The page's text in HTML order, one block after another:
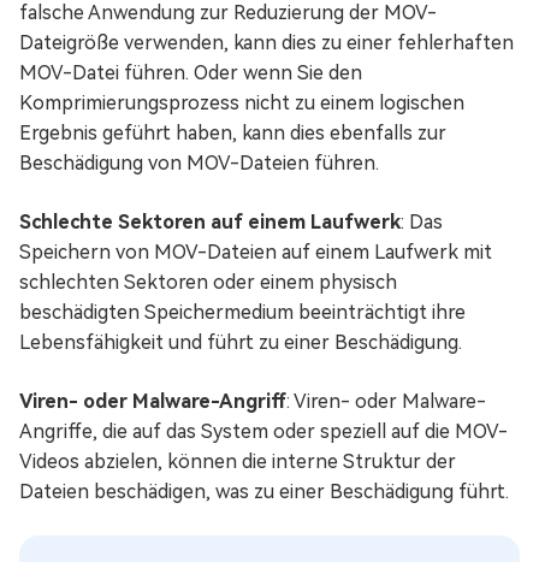
falsche Anwendung zur Reduzierung der MOV-
Dateigröße verwenden, kann dies zu einer fehlerhaften
MOV-Datei führen. Oder wenn Sie den
Komprimierungsprozess nicht zu einem logischen
Ergebnis geführt haben, kann dies ebenfalls zur
Beschädigung von MOV-Dateien führen.
Schlechte Sektoren auf einem Laufwerk: Das
Speichern von MOV-Dateien auf einem Laufwerk mit
schlechten Sektoren oder einem physisch
beschädigten Speichermedium beeinträchtigt ihre
Lebensfähigkeit und führt zu einer Beschädigung.
Viren- oder Malware-Angriff: Viren- oder Malware-
Angriffe, die auf das System oder speziell auf die MOV-
Videos abzielen, können die interne Struktur der
Dateien beschädigen, was zu einer Beschädigung führt.